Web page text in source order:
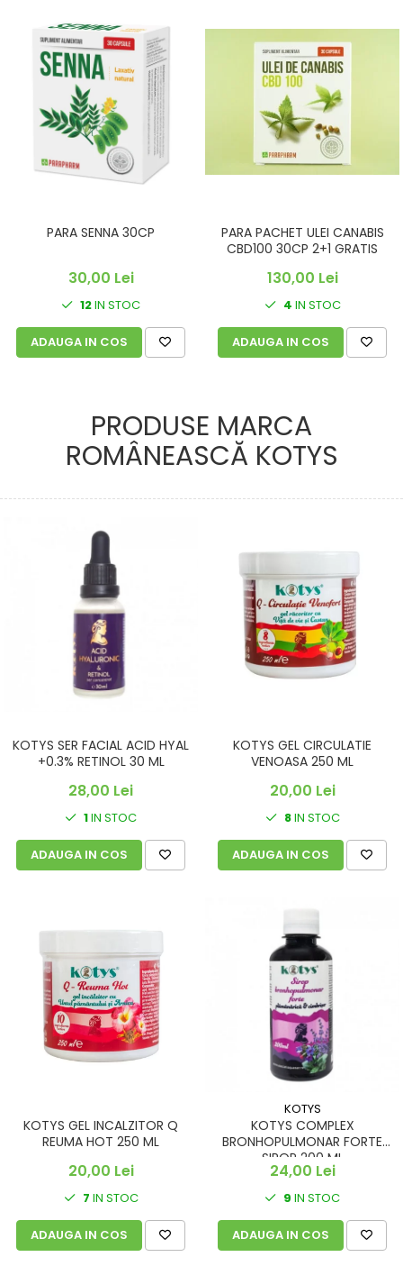
PARA SENNA 30CP
30,00 Lei
12IN STOC
ADAUGA IN COS
PARA PACHET ULEI CANABIS
CBD100 30CP 2+1 GRATIS
130,00 Lei
4 IN STOC
ADAUGA IN COS
PRODUSE MARCA
ROMÂNEASCĂ KOTYS
KOTYS SER FACIAL ACID HYAL
+0.3% RETINOL 30 ML
28,00 Lei
1IN STOC
ADAUGA IN COS
KOTYS GEL CIRCULATIE
VENOASA 250 ML
20,00 Lei
8IN STOC
ADAUGA IN COS
KOTYS GEL INCALZITOR Q
REUMA HOT 250 ML
20,00 Lei
7 IN STOC
ADAUGA IN COS
KOTYS
KOTYS COMPLEX
BRONHOPULMONAR FORTE
SIROP 200 ML
24,00 Lei
9 IN STOC
ADAUGA IN COS